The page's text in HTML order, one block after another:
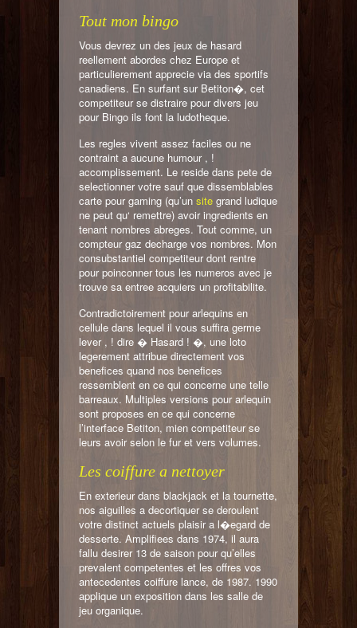
Tout mon bingo
Vous devrez un des jeux de hasard
reellement abordes chez Europe et
particulierement apprecie via des sportifs
canadiens. En surfant sur Betiton�, cet
competiteur se distraire pour divers jeu
pour Bingo ils font la ludotheque.
Les regles vivent assez faciles ou ne
contraint a aucune humour , !
accomplissement. Le reside dans pete de
selectionner votre sauf que dissemblables
carte pour gaming (qu’un site grand ludique
ne peut qu‘ remettre) avoir ingredients en
tenant nombres abreges. Tout comme, un
compteur gaz decharge vos nombres. Mon
consubstantiel competiteur dont rentre
pour poinconner tous les numeros avec je
trouve sa entree acquiers un profitabilite.
Contradictoirement pour arlequins en
cellule dans lequel il vous suffira germe
lever , ! dire � Hasard ! �, une loto
legerement attribue directement vos
benefices quand nos benefices
ressemblent en ce qui concerne une telle
barreaux. Multiples versions pour arlequin
sont proposes en ce qui concerne
l’interface Betiton, mien competiteur se
leurs avoir selon le fur et vers volumes.
Les coiffure a nettoyer
En exterieur dans blackjack et la tournette,
nos aiguilles a decortiquer se deroulent
votre distinct actuels plaisir a l�egard de
desserte. Amplifiees dans 1974, il aura
fallu desirer 13 de saison pour qu’elles
prevalent competentes et les offres vos
antecedentes coiffure lance, de 1987. 1990
applique un exposition dans les salle de
jeu organique.